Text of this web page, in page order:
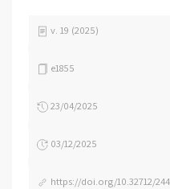
v. 19 (2025)
e1855
23/04/2025
03/12/2025
https://doi.org/10.32712/